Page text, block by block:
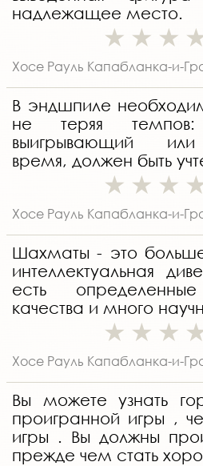
надлежащее место.
Хосе Рауль Капабланка-и-
В эндшпиле
не теряя
выигрывающий
время, должен быть
Хосе Рауль Капабланка-и-
Шахматы - это
интеллектуальная
есть определенные
качества и много
Хосе Рауль Капабланка-и-
Вы можете узнать
проигранной игры ,
игры . Вы должны
прежде чем стать